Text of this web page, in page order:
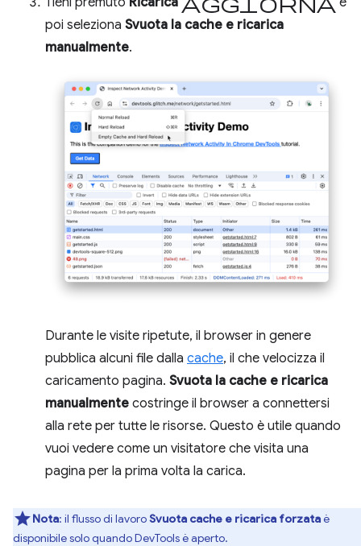
poi seleziona Svuota la cache e ricarica
manualmente.
Durante le visite ripetute, il browser in genere
pubblica alcuni file dalla cache, il che velocizza il
caricamento pagina. Svuota la cache e ricarica
manualmente costringe il browser a connettersi
alla rete per tutte le risorse. Questo è utile quando
vuoi vedere come un visitatore che visita una
pagina per la prima volta la carica.
Nota: il flusso di lavoroSvuota cache e ricarica forzataè
disponibile solo quando DevTools è aperto.